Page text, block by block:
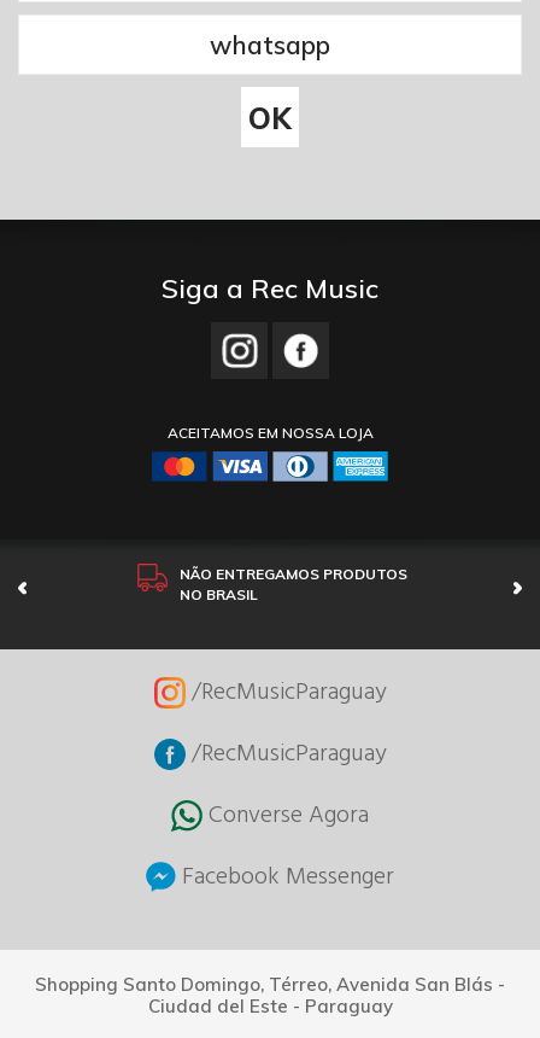
Siga a Rec Music
ACEITAMOS EM NOSSA LOJA
NÃO ENTREGAMOS PRODUTOS
NO BRASIL
/RecMusicParaguay
/RecMusicParaguay
Converse Agora
Facebook Messenger
Shopping Santo Domingo, Térreo, Avenida San Blás -
Ciudad del Este - Paraguay